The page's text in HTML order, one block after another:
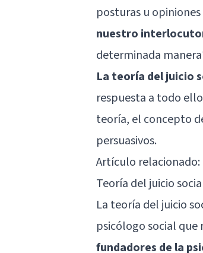
posturas u
nuestro
determinada
La teoría del juicio
respuesta a todo
teoría, el concepto
persuasivos.
Artículo relacionado:
Teoría del juicio
La teoría del juicio
psicólogo social que
fundadores de la